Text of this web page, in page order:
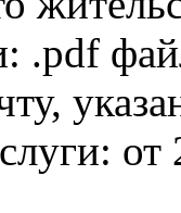
.pdf
от